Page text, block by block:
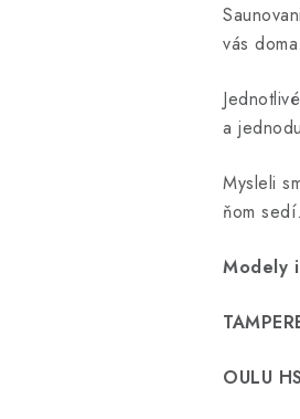
vás doma.
a
Mysleli
ňom
Modely
OULU